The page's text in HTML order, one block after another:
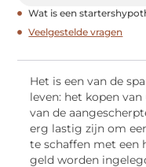
Wat is een
Veelgestelde vragen
Het is een van de
leven: het kopen
van de
erg lastig zijn om
te schaffen met een
geld worden